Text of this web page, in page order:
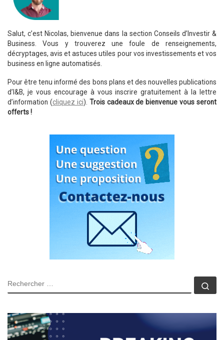
Salut, c’est Nicolas, bienvenue dans la section Conseils d’Investir &
Business. Vous y trouverez une foule de renseignements,
décryptages, avis et astuces utiles pour vos investissements et vos
business en ligne automatisés.
Pour être tenu informé des bons plans et des nouvelles publications
d’I&B, je vous encourage à vous inscrire gratuitement à la lettre
d’information (cliquez ici). Trois cadeaux de bienvenue vous seront
offerts !
RECHERCHER